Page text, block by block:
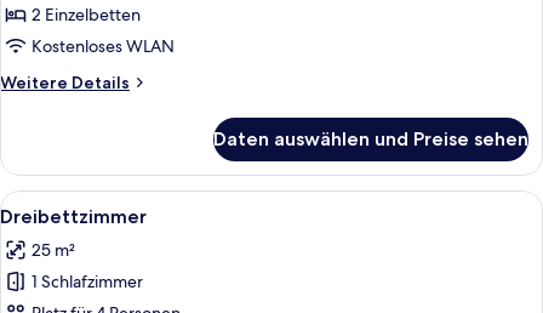
2 Einzelbetten
Kostenloses WLAN
Weitere Details
Weitere
Daten auswählen und Preise sehen
Alle
Fotos
für
Dreibettzimmer
Dreibettzimmer | Schreibtisch,
4
Dreibettzimmer
25 m²
1 Schlafzimmer